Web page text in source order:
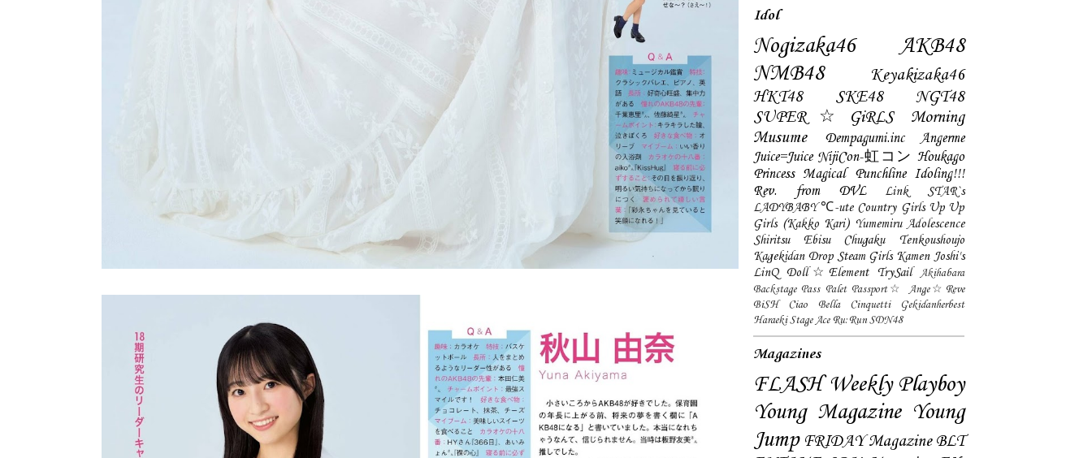
Idol
Nogizaka46
AKB48
NMB48
Keyakizaka46
HKT48
SKE48
NGT48
SUPER☆GiRLS
Morning
Musume
Dempagumi.inc
Angerme
Juice=Juice NijiCon-虹コン Houkago
Princess Magical Punchline Idoling!!!
Rev. from DVL
Link STAR`s
LADYBABY ℃-ute Country Girls Up Up
Girls (Kakko Kari) Yumemiru Adolescence
Shiritsu Ebisu Chugaku
Tenkoushoujo
Kagekidan Drop Steam Girls Kamen Joshi's
LinQ Doll☆Element TrySail
Akihabara
Backstage Pass Palet Passport☆
Ange☆Reve
BiSH
Ciao Bella Cinquetti
Gekidanherbest
Haraeki Stage Ace Ru:Run SDN48
Magazines
FLASH Weekly Playboy
Young Magazine Young
Jump FRIDAY Magazine BLT